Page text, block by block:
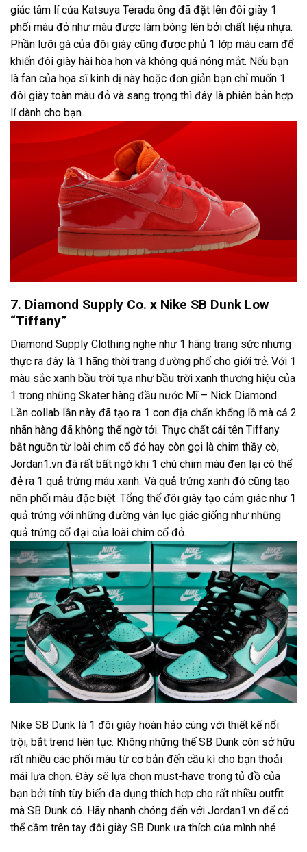
giác tâm lí của Katsuya Terada ông đã đặt lên đôi giày 1
phối màu đỏ như màu được làm bóng lên bởi chất liệu nhựa.
Phần lưỡi gà của đôi giày cũng được phủ 1 lớp màu cam để
khiến đôi giày hài hòa hơn và không quá nóng mắt. Nếu bạn
là fan của họa sĩ kinh dị này hoặc đơn giản bạn chỉ muốn 1
đôi giày toàn màu đỏ và sang trọng thì đây là phiên bản hợp
lí dành cho bạn.
7. Diamond Supply Co. x Nike SB Dunk Low
“Tiffany”
Diamond Supply Clothing nghe như 1 hãng trang sức nhưng
thực ra đây là 1 hãng thời trang đường phố cho giới trẻ. Với 1
màu sắc xanh bầu trời tựa như bầu trời xanh thương hiệu của
1 trong những Skater hàng đầu nước Mĩ – Nick Diamond.
Lần collab lần này đã tạo ra 1 cơn địa chấn khổng lồ mà cả 2
nhãn hàng đã không thể ngờ tới. Thực chất cái tên Tiffany
bắt nguồn từ loài chim cổ đỏ hay còn gọi là chim thầy cò,
Jordan1.vn đã rất bất ngờ khi 1 chú chim màu đen lại có thể
đẻ ra 1 quả trứng màu xanh. Và quả trứng xanh đó cũng tạo
nên phối màu đặc biệt. Tổng thể đôi giày tạo cảm giác như 1
quả trứng với những đường vân lục giác giống như những
quả trứng cổ đại của loài chim cổ đỏ.
Nike SB Dunk là 1 đôi giày hoàn hảo cùng với thiết kế nổi
trội, bắt trend liên tục. Không những thế SB Dunk còn sở hữu
rất nhiều các phối màu từ cơ bản đến cầu kì cho bạn thoải
mái lựa chọn. Đây sẽ lựa chọn must-have trong tủ đồ của
bạn bởi tính tùy biến đa dụng thích hợp cho rất nhiều outfit
mà SB Dunk có. Hãy nhanh chóng đến với Jordan1.vn để có
thể cầm trên tay đôi giày SB Dunk ưa thích của mình nhé